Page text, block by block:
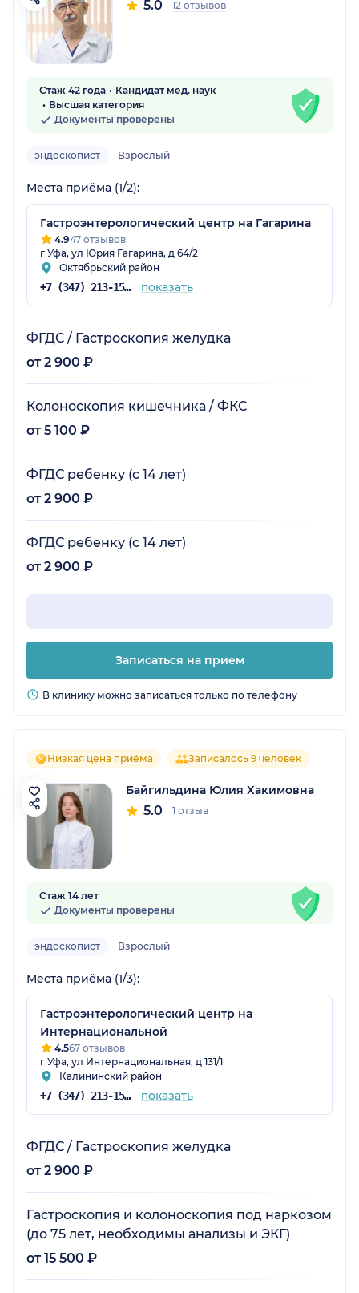
5.0 12 отзывов
Стаж 42 года
Кандидат мед. наук
Высшая категория
Документы проверены
эндоскопист Взрослый
Места приёма (1/2):
Гастроэнтерологический центр на Гагарина
4.947 отзывов
г Уфа, ул Юрия Гагарина, д 64/2
Октябрьский район
+7 (347) 213-15-78 показать
ФГДС / Гастроскопия желудка
от 2 900 ₽
Колоноскопия кишечника / ФКС
от 5 100 ₽
ФГДС ребенку (с 14 лет)
от 2 900 ₽
ФГДС ребенку (с 14 лет)
от 2 900 ₽
Записаться на прием
В клинику можно записаться только по телефону
Низкая цена приёма Записалось 9 человек
Байгильдина Юлия Хакимовна
5.0 1 отзыв
Стаж 14 лет
Документы проверены
эндоскопист Взрослый
Места приёма (1/3):
Гастроэнтерологический центр на
Интернациональной
4.567 отзывов
г Уфа, ул Интернациональная, д 131/1
Калининский район
+7 (347) 213-15-78 показать
ФГДС / Гастроскопия желудка
от 2 900 ₽
Гастроскопия и колоноскопия под наркозом
(до 75 лет, необходимы анализы и ЭКГ)
от 15 500 ₽